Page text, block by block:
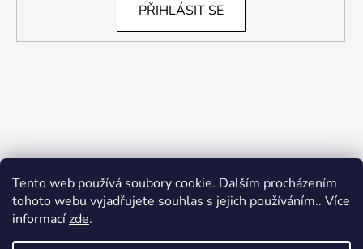
Tento web používá soubory cookie. Dalším procházením
tohoto webu vyjadřujete souhlas s jejich používáním.. Více
informacízde.
PŘIHLÁSIT SE